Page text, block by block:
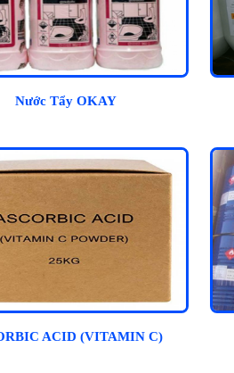
Nước Tẩy OKAY
ACID (VITAMIN C)